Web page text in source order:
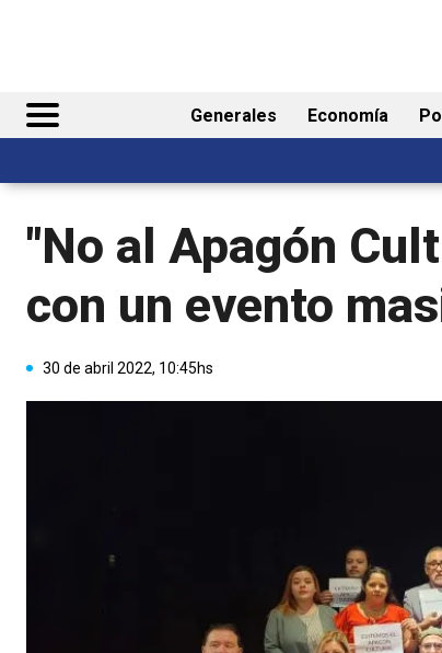
Generales Economía
"No al Apagón
con un evento
30 de abril 2022, 10:45hs